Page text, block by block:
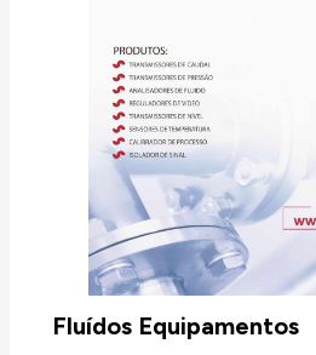
Fluídos Equipamentos